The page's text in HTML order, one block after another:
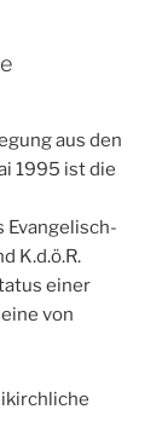
aus den
1995 ist die
Evangelisch-
K.d.ö.R.
einer
von